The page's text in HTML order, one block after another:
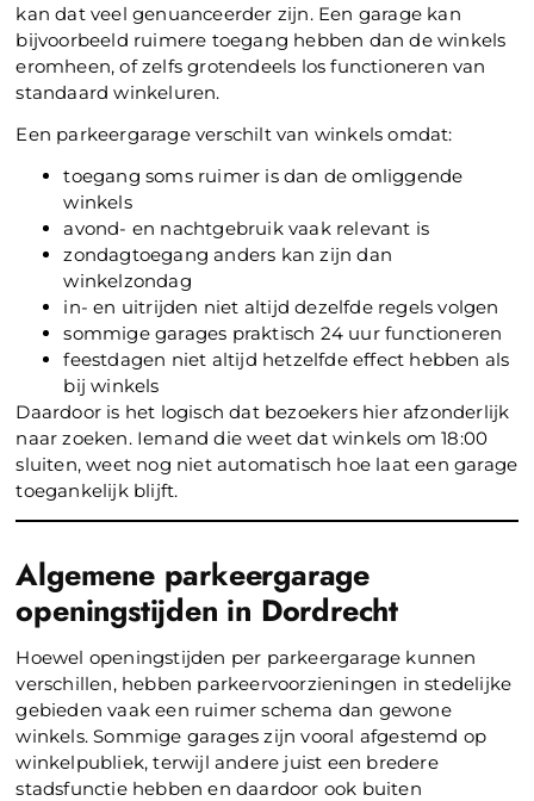
kan dat veel genuanceerder zijn. Een garage kan
bijvoorbeeld ruimere toegang hebben dan de winkels
eromheen, of zelfs grotendeels los functioneren van
standaard winkeluren.
Een parkeergarage verschilt van winkels omdat:
toegang soms ruimer is dan de omliggende
winkels
avond- en nachtgebruik vaak relevant is
zondagtoegang anders kan zijn dan
winkelzondag
in- en uitrijden niet altijd dezelfde regels volgen
sommige garages praktisch 24 uur functioneren
feestdagen niet altijd hetzelfde effect hebben als
bij winkels
Daardoor is het logisch dat bezoekers hier afzonderlijk
naar zoeken. Iemand die weet dat winkels om 18:00
sluiten, weet nog niet automatisch hoe laat een garage
toegankelijk blijft.
Algemene parkeergarage
openingstijden in Dordrecht
Hoewel openingstijden per parkeergarage kunnen
verschillen, hebben parkeervoorzieningen in stedelijke
gebieden vaak een ruimer schema dan gewone
winkels. Sommige garages zijn vooral afgestemd op
winkelpubliek, terwijl andere juist een bredere
stadsfunctie hebben en daardoor ook buiten